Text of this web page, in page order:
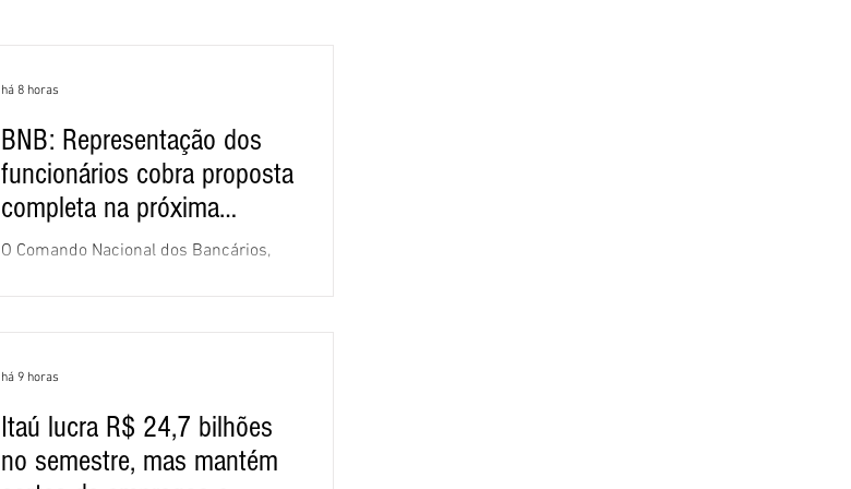
BNB: Representação dos
funcionários cobra proposta
completa na próxima
negociação
O Comando Nacional dos Bancários,
dos Funcionários do Banco do
Nordeste do Brasil (CNFBNB), concluiu
apresentação e o debate da pauta
Segundo informações do Sindicato
dos Bancários do Ceará, a quarta
há 8 horas
Itaú lucra R$ 24,7 bilhões
no semestre, mas mantém
há 9 horas